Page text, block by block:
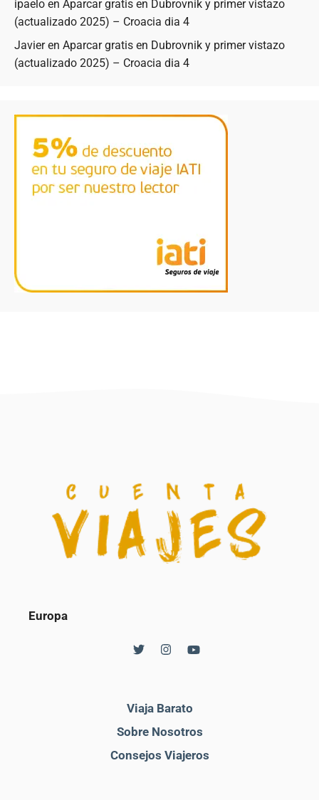
ipaelo en Aparcar gratis en Dubrovnik y primer vistazo
(actualizado 2025) – Croacia dia 4
Javieren Aparcar gratis en Dubrovnik y primer vistazo
(actualizado 2025) – Croacia dia 4
Europa
Viaja Barato
Sobre Nosotros
Consejos Viajeros